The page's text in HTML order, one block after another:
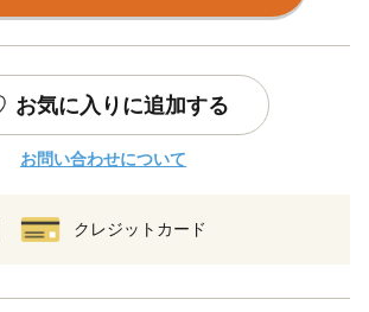
お気に入りに追加する
お問い合わせについて
クレジットカード